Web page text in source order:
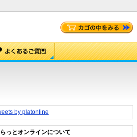
by platonline
っとオンラインについて